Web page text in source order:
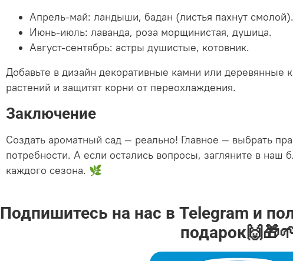
Апрель-май: ландыши, бадан (листья пахнут смолой).
Июнь-июль: лаванда, роза морщинистая, душица.
Август-сентябрь: астры душистые, котовник.
Добавьте в дизайн декоративные камни или деревянные
растений и защитят корни от переохлаждения.
Заключение
Создать ароматный сад — реально! Главное — выбрать
потребности. А если остались вопросы, загляните в наш
каждого сезона. 🌿
Подпишитесь на нас в Telegram и